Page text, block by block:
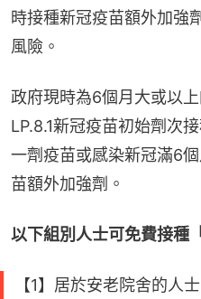
時接種新冠疫苗額外加強
風險。
政府現時為6個月大或以
LP.8.1新冠疫苗初始劑次
一劑疫苗或感染新冠滿6
苗額外加強劑。
以下組別人士可免費接種
【1】居於安老院舍的人士